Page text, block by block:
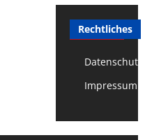
Rechtliches
Impressum